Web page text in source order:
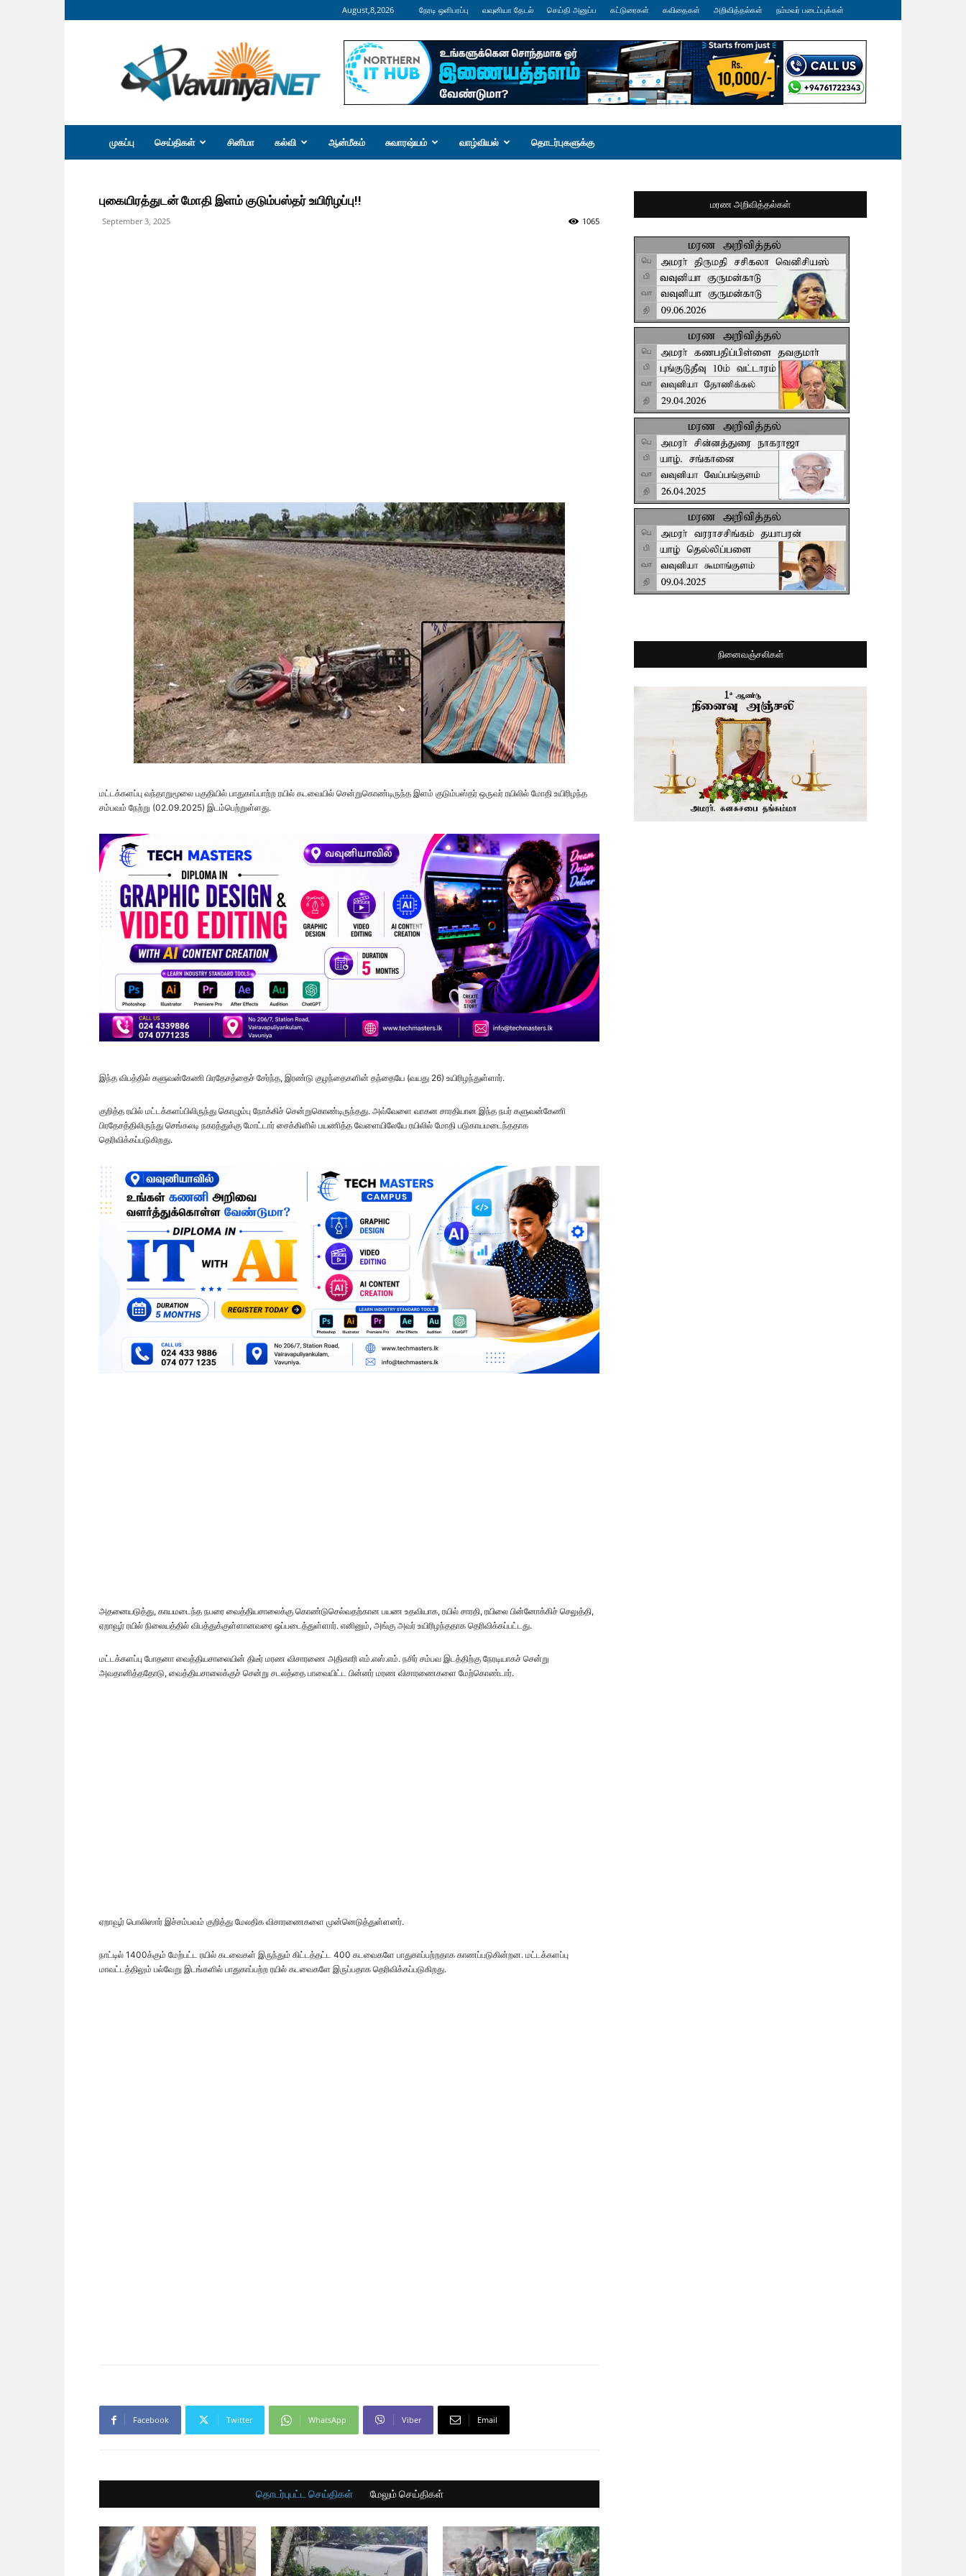
August,8,2026 நேரடி ஒளிபரப்பு வவுனியா தேடல் செய்தி அனுப்ப கட்டுரைகள் கவிதைகள் அறிவித்தல்கள் நம்மவர் படைப்புக்கள்
வவுனியா
நெற்
முகப்பு செய்திகள் சினிமா கல்வி ஆன்மீகம் சுவாரஷ்யம் வாழ்வியல் தொடர்புகளுக்கு
புகையிரத்துடன் மோதி இளம் குடும்பஸ்தர் உயிரிழப்பு!!
September 3, 2025 1065
மட்டக்களப்பு வந்தாறுமூலை பகுதியில் பாதுகாப்பாற்ற ரயில் கடவையில் சென்றுகொண்டிருந்த இளம் குடும்பஸ்தர் ஒருவர் ரயிலில் மோதி உயிரிழந்த
சம்பவம் நேற்று (02.09.2025) இடம்பெற்றுள்ளது.
இந்த விபத்தில் களுவன்கேணி பிரதேசத்தைச் சேர்ந்த, இரண்டு குழந்தைகளின் தந்தையே (வயது 26) உயிரிழந்துள்ளார்.
குறித்த ரயில் மட்டக்களப்பிலிருந்து கொழும்பு நோக்கிச் சென்றுகொண்டிருந்தது. அவ்வேளை வாகன சாரதியான இந்த நபர் களுவன்கேணி
பிரதேசத்திலிருந்து செங்கலடி நகரத்துக்கு மோட்டார் சைக்கிளில் பயணித்த வேளையிலேயே ரயிலில் மோதி படுகாயமடைந்ததாக
தெரிவிக்கப்படுகிறது.
அதனையடுத்து, காயமடைந்த நபரை வைத்தியசாலைக்கு கொண்டுசெல்வதற்கான பயண உதவியாக, ரயில் சாரதி, ரயிலை பின்னோக்கிச் செலுத்தி,
ஏறாவூர் ரயில் நிலையத்தில் விபத்துக்குள்ளானவரை ஒப்படைத்துள்ளார். எனினும், அங்கு அவர் உயிரிழந்ததாக தெரிவிக்கப்பட்டது.
மட்டக்களப்பு போதனா வைத்தியசாலையின் திடீர் மரண விசாரணை அதிகாரி எம்.எஸ்.எம். நசிர் சம்பவ இடத்திற்கு நேரடியாகச் சென்று
அவதானித்ததோடு, வைத்தியசாலைக்குச் சென்று சடலத்தை பாவையிட்ட பின்னர் மரண விசாரணைகளை மேற்கொண்டார்.
ஏறாவூர் பொலிஸார் இச்சம்பவம் குறித்து மேலதிக விசாரணைகளை முன்னெடுத்துள்ளனர்.
நாட்டில் 1400க்கும் மேற்பட்ட ரயில் கடவைகள் இருந்தும் கிட்டத்தட்ட 400 கடவைகளே பாதுகாப்பற்றதாக காணப்படுகின்றன. மட்டக்களப்பு
மாவட்டத்திலும் பல்வேறு இடங்களில் பாதுகாப்பற்ற ரயில் கடவைகளே இருப்பதாக தெரிவிக்கப்படுகிறது.
Facebook Twitter WhatsApp Viber Email
தொடர்புபட்ட செய்திகள் மேலும் செய்திகள்
மரண அறிவித்தல்கள்
நினைவஞ்சலிகள்